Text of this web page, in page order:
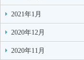
2021年1月
2020年12月
2020年11月